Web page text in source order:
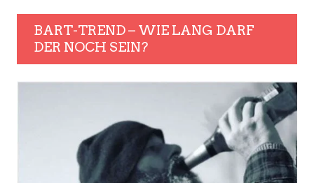
BART-TREND – WIE LANG DARF
DER NOCH SEIN?